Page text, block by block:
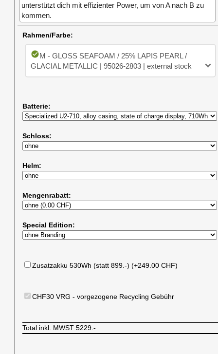
unterstützt dich mit effizienter Power, um von A nach B zu
kommen.
Rahmen/Farbe:
check_circleM - GLOSS SEAFOAM / 25% LAPIS PEARL /
GLACIAL METALLIC | 95026-2803 | external stock
Batterie:
Schloss:
Helm:
Mengenrabatt:
Special Edition:
Zusatzakku 530Wh (statt 899.-) (+249.00 CHF)
CHF30 VRG - vorgezogene Recycling Gebühr
Total inkl. MWST 5229.-